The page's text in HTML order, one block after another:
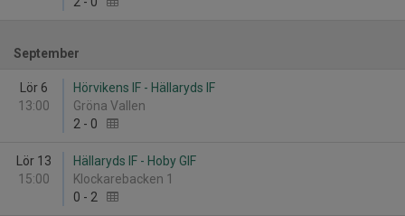
September
Lör 6
13:00
Hörvikens IF - Hällaryds IF
Gröna Vallen
2 - 0
Lör 13
15:00
Hällaryds IF - Hoby GIF
Klockarebacken 1
0 - 2